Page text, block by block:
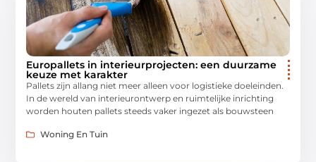
Europallets in interieurprojecten: een duurzame
keuze met karakter
Pallets zijn allang niet meer alleen voor logistieke doeleinden.
In de wereld van interieurontwerp en ruimtelijke inrichting
worden houten pallets steeds vaker ingezet als bouwsteen
Woning En Tuin